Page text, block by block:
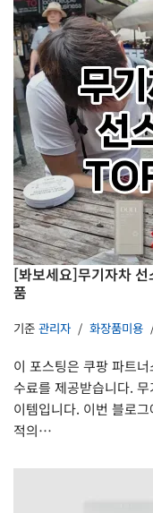
[봐보세요]무기자차
품
기준 관리자 화장품미용
이 포스팅은 쿠팡 파트
수료를 제공받습니다.
이템입니다. 이번 블로
적의…